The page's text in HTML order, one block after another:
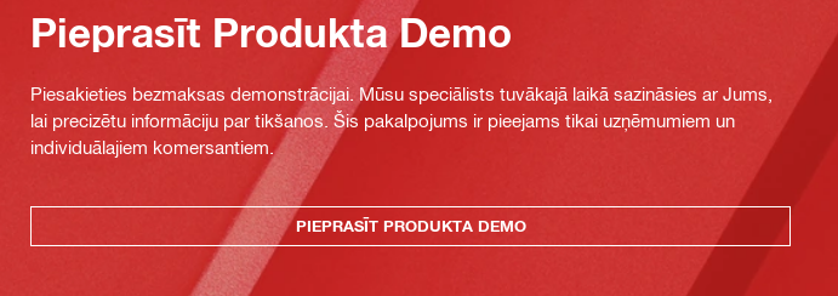
Pieprasīt Produkta Demo
Piesakieties bezmaksas demonstrācijai. Mūsu speciālists tuvākajā laikā sazināsies ar Jums,
lai precizētu informāciju par tikšanos. Šis pakalpojums ir pieejams tikai uzņēmumiem un
individuālajiem komersantiem.
PIEPRASĪT PRODUKTA DEMO